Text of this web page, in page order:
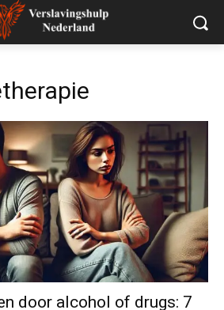
door alcohol of drugs: 7